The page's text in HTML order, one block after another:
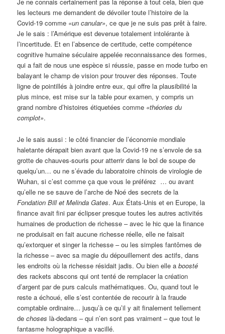
Je ne connais certainement pas la réponse à tout cela, bien que
les lecteurs me demandent de dévoiler toute l’histoire de la
Covid-19 comme «un canular», ce que je ne suis pas prêt à faire.
Je le sais : l’Amérique est devenue totalement intolérante à
l’incertitude. Et en l’absence de certitude, cette compétence
cognitive humaine séculaire appelée reconnaissance des formes,
qui a fait de nous une espèce si réussie, passe en mode turbo en
balayant le champ de vision pour trouver des réponses. Toute
ligne de pointillés à joindre entre eux, qui offre la plausibilité la
plus mince, est mise sur la table pour examen, y compris un
grand nombre d’histoires étiquetées comme «théories du
complot».
Je le sais aussi : le côté financier de l’économie mondiale
haletante dérapait bien avant que la Covid-19 ne s’envole de sa
grotte de chauves-souris pour atterrir dans le bol de soupe de
quelqu’un… ou ne s’évade du laboratoire chinois de virologie de
Wuhan, si c’est comme ça que vous le préférez … ou avant
qu’elle ne se sauve de l’arche de Noé des secrets de la
Fondation Bill et Melinda Gates. Aux États-Unis et en Europe, la
finance avait fini par éclipser presque toutes les autres activités
humaines de production de richesse – avec le hic que la finance
ne produisait en fait aucune richesse réelle, elle ne faisait
qu’extorquer et singer la richesse – ou les simples fantômes de
la richesse – avec sa magie du dépouillement des actifs, dans
les endroits où la richesse résidait jadis. Ou bien elle aboosté
des rackets abscons qui ont tenté de remplacer la création
d’argent par de purs calculs mathématiques. Ou, quand tout le
reste a échoué, elle s’est contentée de recourir à la fraude
comptable ordinaire… jusqu’à ce qu’il y ait finalement tellement
dechoses là-dedans – qui n’en sont pas vraiment – que tout le
fantasme holographique a vacillé.